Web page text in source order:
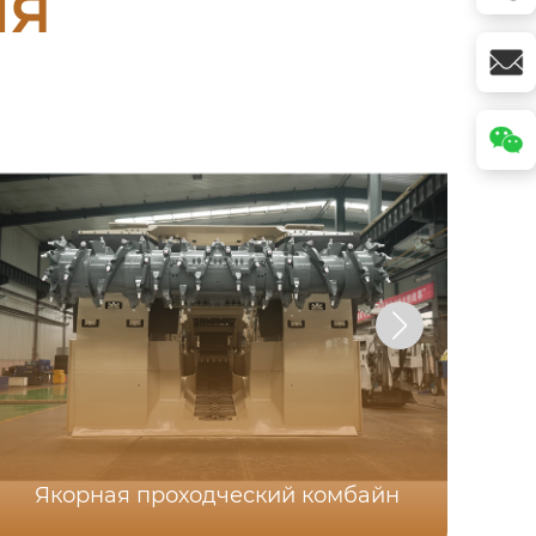
Якорная проходческий комбайн